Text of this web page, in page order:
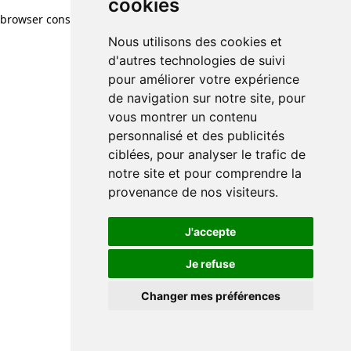
cookies
Nous utilisons des cookies et
d'autres technologies de suivi
pour améliorer votre expérience
de navigation sur notre site, pour
vous montrer un contenu
personnalisé et des publicités
ciblées, pour analyser le trafic de
notre site et pour comprendre la
provenance de nos visiteurs.
J'accepte
Je refuse
Changer mes préférences
browser console for more information)